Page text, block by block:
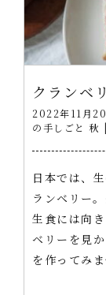
クランベ
2022年11月
の手しごと 秋 |
日本では、
ランベリー
生食には向
ベリーを見
を作ってみ